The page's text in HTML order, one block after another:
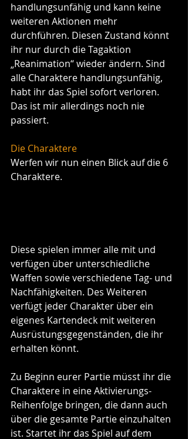
handlungsunfähig und kann keine
weiteren Aktionen mehr
durchführen. Diesen Zustand könnt
ihr nur durch die Tagaktion
„Reanimation“ wieder ändern. Sind
alle Charaktere handlungsunfähig,
habt ihr das Spiel sofort verloren.
Das ist mir allerdings noch nie
passiert.
Die Charaktere
Werfen wir nun einen Blick auf die 6
Charaktere.
Diese spielen immer alle mit und
verfügen über unterschiedliche
Waffen sowie verschiedene Tag- und
Nachfähigkeiten. Des Weiteren
verfügt jeder Charakter über ein
eigenes Kartendeck mit weiteren
Ausrüstungsgegenständen, die ihr
erhalten könnt.
Zu Beginn eurer Partie müsst ihr die
Charaktere in eine Aktivierungs-
Reihenfolge bringen, die dann auch
über die gesamte Partie einzuhalten
ist. Startet ihr das Spiel auf dem